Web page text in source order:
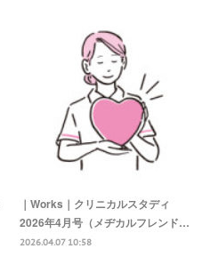
｜Works｜クリニカルスタディ
2026年4月号（メヂカルフレンド…
2026.04.07 10:58